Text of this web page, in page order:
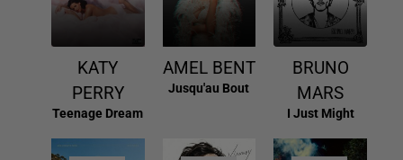
KATY
PERRY
Teenage Dream
AMEL BENT
Jusqu'au Bout
BRUNO
MARS
I Just Might